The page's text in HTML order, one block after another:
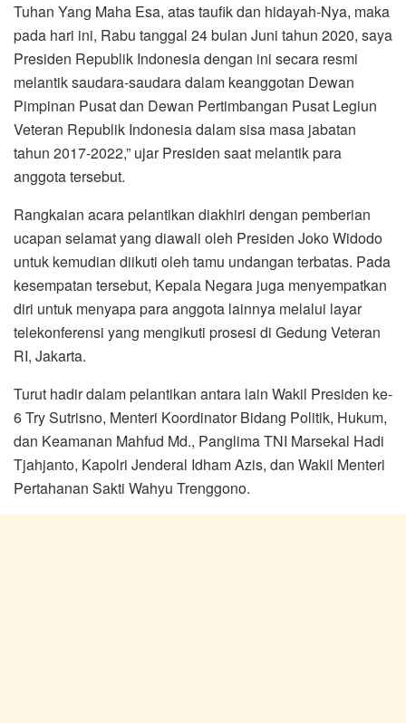
Tuhan Yang Maha Esa, atas taufik dan hidayah-Nya, maka
pada hari ini, Rabu tanggal 24 bulan Juni tahun 2020, saya
Presiden Republik Indonesia dengan ini secara resmi
melantik saudara-saudara dalam keanggotan Dewan
Pimpinan Pusat dan Dewan Pertimbangan Pusat Legiun
Veteran Republik Indonesia dalam sisa masa jabatan
tahun 2017-2022,” ujar Presiden saat melantik para
anggota tersebut.
Rangkaian acara pelantikan diakhiri dengan pemberian
ucapan selamat yang diawali oleh Presiden Joko Widodo
untuk kemudian diikuti oleh tamu undangan terbatas. Pada
kesempatan tersebut, Kepala Negara juga menyempatkan
diri untuk menyapa para anggota lainnya melalui layar
telekonferensi yang mengikuti prosesi di Gedung Veteran
RI, Jakarta.
Turut hadir dalam pelantikan antara lain Wakil Presiden ke-
6 Try Sutrisno, Menteri Koordinator Bidang Politik, Hukum,
dan Keamanan Mahfud Md., Panglima TNI Marsekal Hadi
Tjahjanto, Kapolri Jenderal Idham Azis, dan Wakil Menteri
Pertahanan Sakti Wahyu Trenggono.